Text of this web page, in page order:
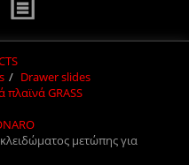
Drawer slides
πλαϊνά GRASS
μετώπης για